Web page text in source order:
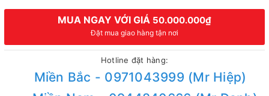
MUA NGAY VỚI GIÁ 50.000.000₫
Đặt mua giao hàng tận nơi
Hotline đặt hàng:
Miền Bắc - 0971043999 (Mr Hiệp)